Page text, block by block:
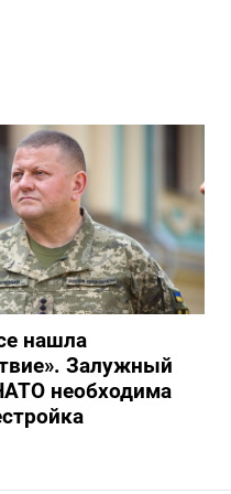
нашла
Залужный
необходима